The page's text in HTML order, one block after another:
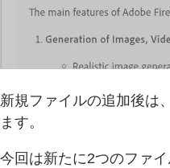
新規ファイルの追加後は
ます。
今回は新たに2つのファ